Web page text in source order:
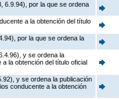
6.9.94), por la que se ordena
a la obtención del título
por la que se ordena la
y se ordena la
la obtención del título oficial
y se ordena la publicación
conducente a la obtención